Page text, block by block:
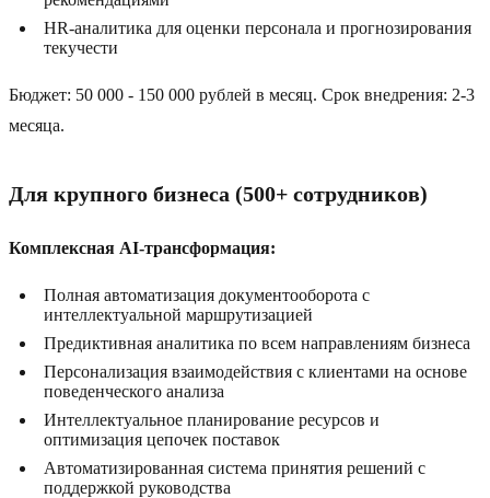
HR-аналитика для оценки персонала и прогнозирования
текучести
Бюджет: 50 000 - 150 000 рублей в месяц. Срок внедрения: 2-3
месяца.
Для крупного бизнеса (500+ сотрудников)
Комплексная AI-трансформация:
Полная автоматизация документооборота с
интеллектуальной маршрутизацией
Предиктивная аналитика по всем направлениям бизнеса
Персонализация взаимодействия с клиентами на основе
поведенческого анализа
Интеллектуальное планирование ресурсов и
оптимизация цепочек поставок
Автоматизированная система принятия решений с
поддержкой руководства